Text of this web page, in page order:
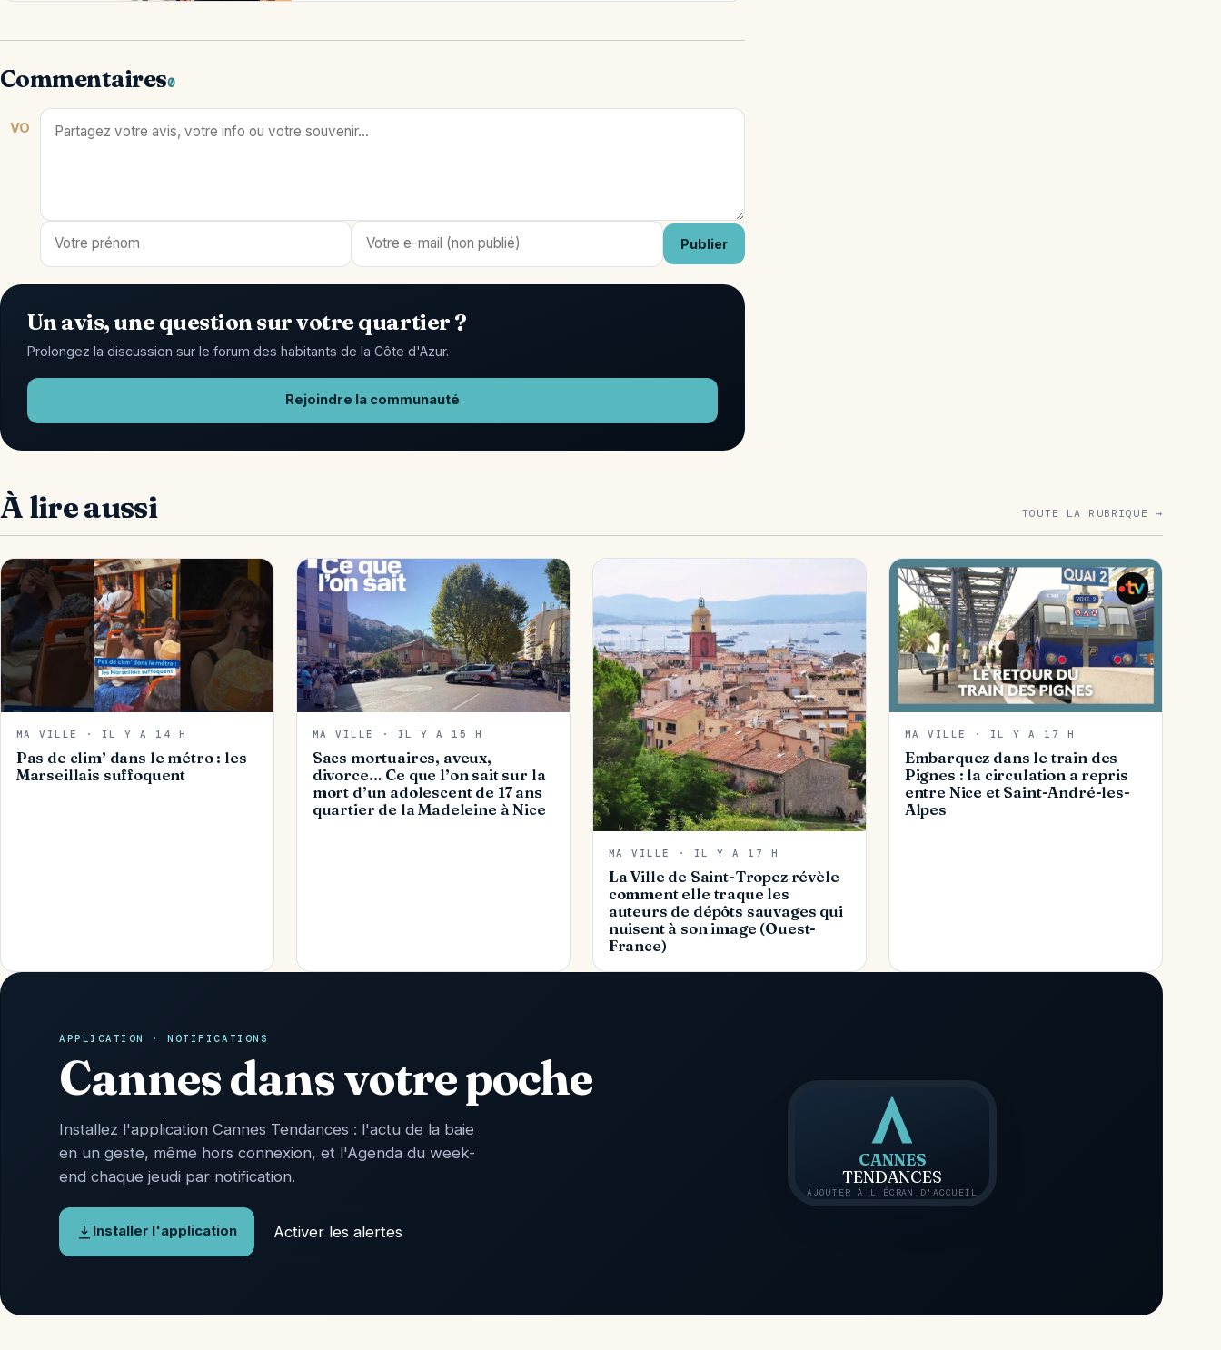
Commentaires0
VO
Publier
Un avis, une question sur votre quartier ?
Prolongez la discussion sur le forum des habitants de la Côte d'Azur.
Rejoindre la communauté
À lire aussi TOUTE LA RUBRIQUE →
MA VILLE · IL Y A 14 H
Pas de clim’ dans le métro : les
Marseillais suffoquent
MA VILLE · IL Y A 15 H
Sacs mortuaires, aveux,
divorce… Ce que l’on sait sur la
mort d’un adolescent de 17 ans
quartier de la Madeleine à Nice
MA VILLE · IL Y A 17 H
La Ville de Saint-Tropez révèle
comment elle traque les
auteurs de dépôts sauvages qui
nuisent à son image (Ouest-
France)
MA VILLE · IL Y A 17 H
Embarquez dans le train des
Pignes : la circulation a repris
entre Nice et Saint-André-les-
Alpes
APPLICATION · NOTIFICATIONS
Cannes dans votre poche
Installez l'application Cannes Tendances : l'actu de la baie
en un geste, même hors connexion, et l'Agenda du week-
end chaque jeudi par notification.
Installer l'application Activer les alertes
CANNES
TENDANCES
AJOUTER À L'ÉCRAN D'ACCUEIL